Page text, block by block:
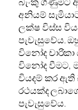
අනියම්
ලක්ෂ විස්ස
පැවැසුවේය.
විනෝද
විනෝද වීමට,
වියදම් කර
රථයක්ද
පැවැසුවේය.